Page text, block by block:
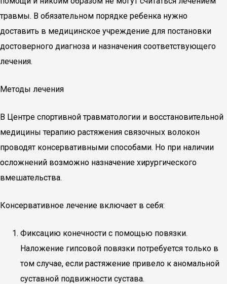
травмы. В обязательном порядке ребенка нужно
доставить в медицинское учреждение для постановки
достоверного диагноза и назначения соответствующего
лечения.
Методы лечения
В Центре спортивной травматологии и восстановительной
медицины терапию растяжения связочных волокон
проводят консервативными способами. Но при наличии
осложнений возможно назначение хирургического
вмешательства.
Консервативное лечение включает в себя:
Фиксацию конечности с помощью повязки.
Наложение гипсовой повязки потребуется только в
том случае, если растяжение привело к аномальной
суставной подвижности сустава.